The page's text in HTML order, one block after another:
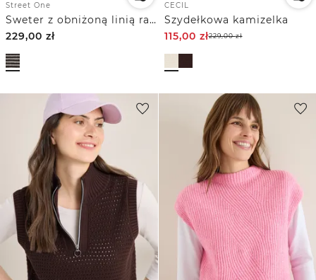
Street One
Sweter z obniżoną linią ramion z okrągłym dekoltem
229,00 zł
CECIL
Szydełkowa kamizelka
115,00 zł229,00zł